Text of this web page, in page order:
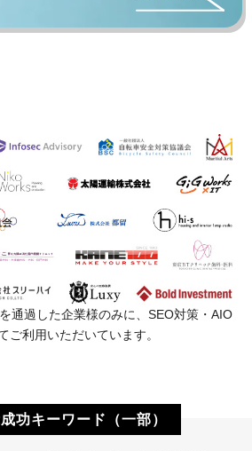
通過した企業様のみに、SEO対策・AIO
ご利用いただいています。
成功キーワード（一部）